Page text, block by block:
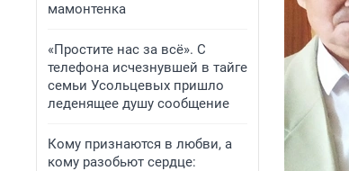
мамонтенка
«Простите нас за всё». С
телефона исчезнувшей в тайге
семьи Усольцевых пришло
леденящее душу сообщение
Кому признаются в любви, а
кому разобьют сердце: